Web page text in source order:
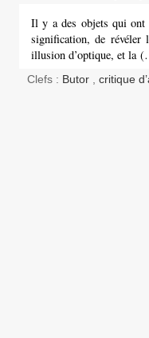
Il y a des objets qui ont
signification, de
illusion d’optique, et la
Clefs : Butor critique